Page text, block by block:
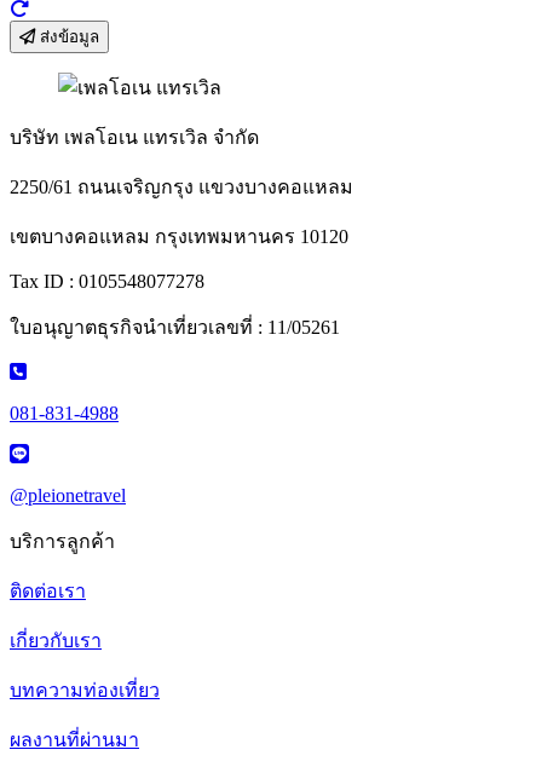
ส่งข้อมูล
บริษัท เพลโอเน แทรเวิล จำกัด
2250/61 ถนนเจริญกรุง แขวงบางคอแหลม
เขตบางคอแหลม กรุงเทพมหานคร 10120
Tax ID : 0105548077278
ใบอนุญาตธุรกิจนำเที่ยวเลขที่ : 11/05261
081-831-4988
@pleionetravel
บริการลูกค้า
ติดต่อเรา
เกี่ยวกับเรา
บทความท่องเที่ยว
ผลงานที่ผ่านมา